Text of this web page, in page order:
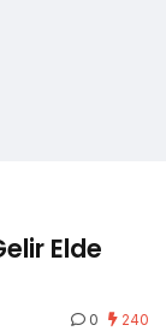
Elde
0 240